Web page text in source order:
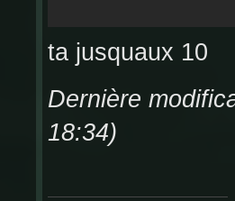
ta jusquaux 10
Dernière
18:34)